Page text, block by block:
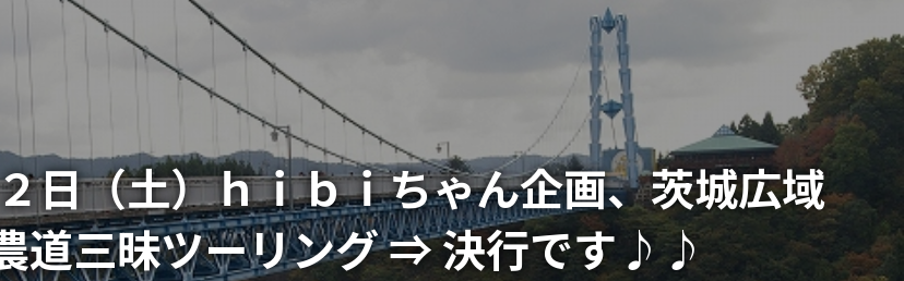
日（土）ｈｉｂｉちゃん企画、茨城広域
道三昧ツーリング ⇒ 決行です♪♪